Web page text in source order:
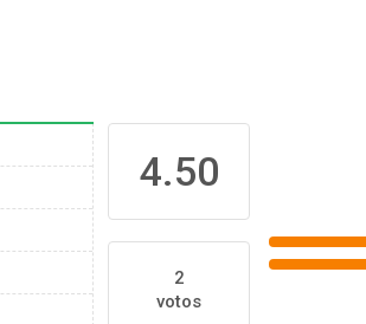
4.50
2
votos